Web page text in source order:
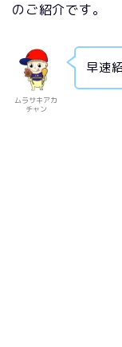
のご紹介です。
ムラサキアカ
チャン
早速